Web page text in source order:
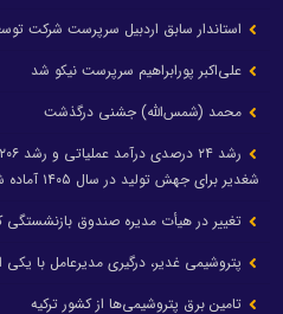
استاندار سابق اردبیل سرپرست شرکت
علی‌اکبر پورابراهیم سرپرست نیکو شد
محمد (شمس‌الله) جشنی درگذشت
شغدیر برای جهش تولید در سال ۱۴۰۵ آماده شد
تغییر در هیأت مدیره صندوق
پتروشیمی غدیر، درگیری مدیرعامل با یکی
تامین برق پتروشیمی‌ها از کشور ترکیه